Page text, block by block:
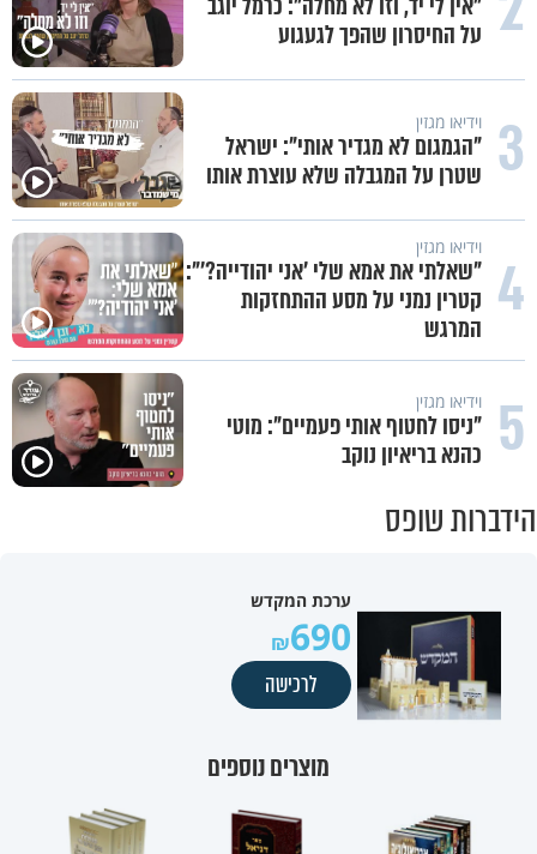
על החיסרון שהפך לגעגוע
3 וידיאו מגזין
"הגמגום לא מגדיר אותי": ישראל
שטרן על המגבלה שלא עוצרת אותו
4 וידיאו מגזין
"שאלתי את אמא שלי 'אני יהודייה?'":
קטרין נמני על מסע ההתחזקות
המרגש
5 וידיאו מגזין
"ניסו לחטוף אותי פעמיים": מוטי
כהנא בריאיון נוקב
הידברות שופס
ערכת המקדש
690
לרכישה
מוצרים נוספים